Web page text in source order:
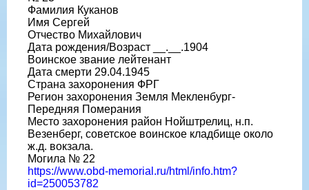
Фамилия Куканов
Имя Сергей
Отчество Михайлович
Дата рождения/Возраст __.__.1904
Воинское звание лейтенант
Дата смерти 29.04.1945
Страна захоронения ФРГ
Регион захоронения Земля Мекленбург-
Передняя Померания
Место захоронения район Нойштрелиц, н.п.
Везенберг, советское воинское кладбище около
ж.д. вокзала.
Могила № 22
https://www.obd-memorial.ru/html/info.htm?
id=250053782